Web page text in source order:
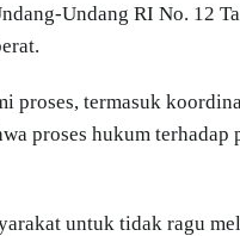
Undang RI No. 12
proses, termasuk
proses hukum
untuk tidak ragu